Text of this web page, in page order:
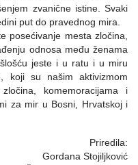
zvanične istine. Svaki
put do pravednog mira.
posećivanje mesta zločina,
odnosa među ženama
jeste i u ratu i u miru
koji su našim aktivizmom
komemoracijama i
za mir u Bosni, Hrvatskoj i
Priredila:
Gordana Stojiljković